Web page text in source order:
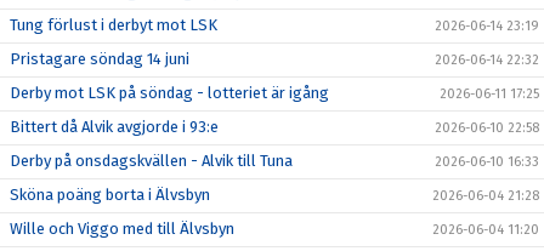
Tung förlust i derbyt mot LSK 2026-06-14 23:19
Pristagare söndag 14 juni 2026-06-14 22:32
Derby mot LSK på söndag - lotteriet är igång 2026-06-11 17:25
Bittert då Alvik avgjorde i 93:e 2026-06-10 22:58
Derby på onsdagskvällen - Alvik till Tuna 2026-06-10 16:33
Sköna poäng borta i Älvsbyn 2026-06-04 21:28
Wille och Viggo med till Älvsbyn 2026-06-04 11:20